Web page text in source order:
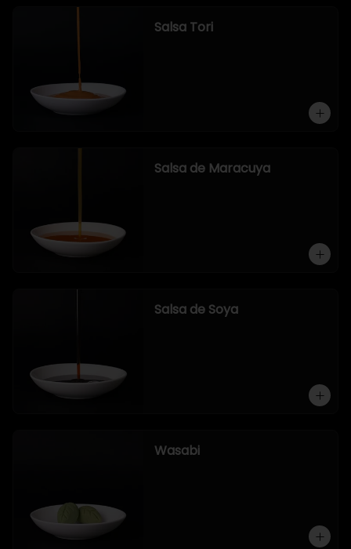
Salsa Tori
Salsa de Maracuya
Salsa de Soya
Wasabi